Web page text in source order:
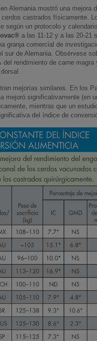
Alemania mostró una mejora
castrados físicamente.
según un protocolo y
a las 11-12 y a las 20-21
granja comercial de
sur de Alemania. Obsérvese
del rendimiento de carne
mejorías similares. En los
mejoró significativamente (en
mientras que un
del índice de